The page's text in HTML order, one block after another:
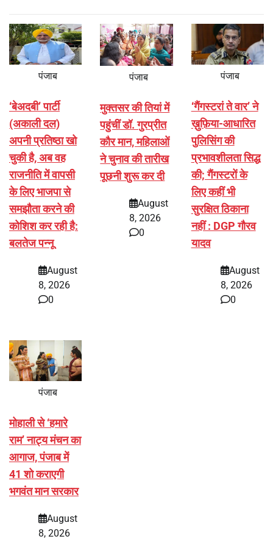
पंजाब
‘बेअदबी’ पार्टी
(अकाली दल)
अपनी प्रतिष्ठा खो
चुकी है, अब वह
राजनीति में वापसी
के लिए भाजपा से
समझौता करने की
कोशिश कर रही है:
बलतेज पन्नू
August
8, 2026
0
पंजाब
मुक्तसर की तियां में
पहुंचीं डॉ. गुरप्रीत
कौर मान, महिलाओं
ने चुनाव की तारीख
पूछनी शुरू कर दी
August
8, 2026
0
पंजाब
‘गैंगस्टरां ते वार’ ने
ख़ुफ़िया-आधारित
पुलिसिंग की
प्रभावशीलता सिद्ध
की; गैंगस्टरों के
लिए कहीं भी
सुरक्षित ठिकाना
नहीं : DGP गौरव
यादव
August
8, 2026
0
पंजाब
मोहाली से ‘हमारे
राम’ नाट्य मंचन का
आगाज, पंजाब में
41 शो कराएगी
भगवंत मान सरकार
August
8, 2026